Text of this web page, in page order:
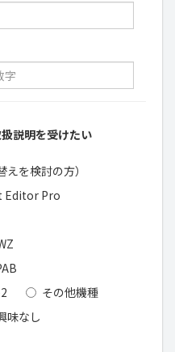
説明を受けたい
を検討の方）
Editor Pro
その他機種
味なし